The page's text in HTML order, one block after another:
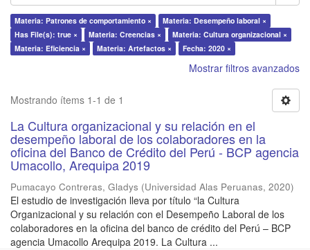
Materia: Patrones de comportamiento ×
Materia: Desempeño laboral ×
Has File(s): true ×
Materia: Creencias ×
Materia: Cultura organizacional ×
Materia: Eficiencia ×
Materia: Artefactos × Fecha: 2020 ×
Mostrar filtros avanzados
Mostrando ítems 1-1 de 1
La Cultura organizacional y su relación en el
desempeño laboral de los colaboradores en la
oficina del Banco de Crédito del Perú - BCP agencia
Umacollo, Arequipa 2019
Pumacayo Contreras, Gladys (Universidad Alas Peruanas, 2020)
El estudio de investigación lleva por título “la Cultura
Organizacional y su relación con el Desempeño Laboral de los
colaboradores en la oficina del banco de crédito del Perú – BCP
agencia Umacollo Arequipa 2019. La Cultura ...